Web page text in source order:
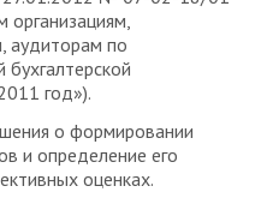
организациям,
аудиторам по
год»).
о формировании
и определение его
оценках.